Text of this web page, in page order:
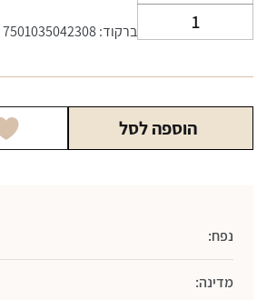
של
ברקוד: 7501035042308
הוספה לסל
נפח:
מדינה: